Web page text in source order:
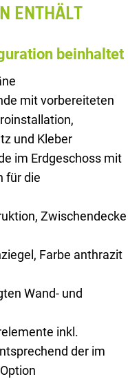
ENTHÄLT
beinhaltet
mit vorbereiteten
und Kleber
im Erdgeschoss mit
für die
Zwischendecke
Farbe anthrazit
Wand- und
inkl.
der im